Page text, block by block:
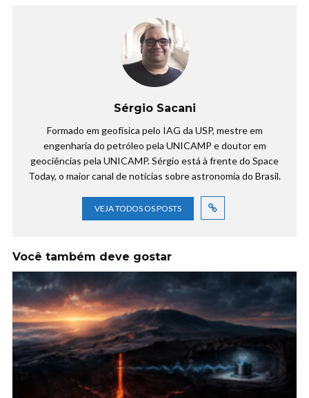
Sérgio Sacani
Formado em geofísica pelo IAG da USP, mestre em
engenharia do petróleo pela UNICAMP e doutor em
geociências pela UNICAMP. Sérgio está à frente do Space
Today, o maior canal de notícias sobre astronomia do Brasil.
VEJA TODOS OS POSTS
Você também deve gostar